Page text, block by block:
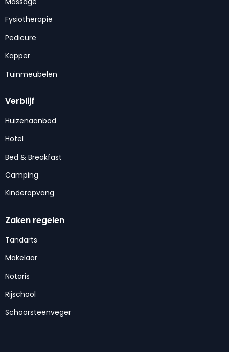
Fysiotherapie
Pedicure
Kapper
Tuinmeubelen
Verblijf
Huizenaanbod
Hotel
Bed & Breakfast
Camping
Kinderopvang
Zaken regelen
Tandarts
Makelaar
Notaris
Rijschool
Schoorsteenveger